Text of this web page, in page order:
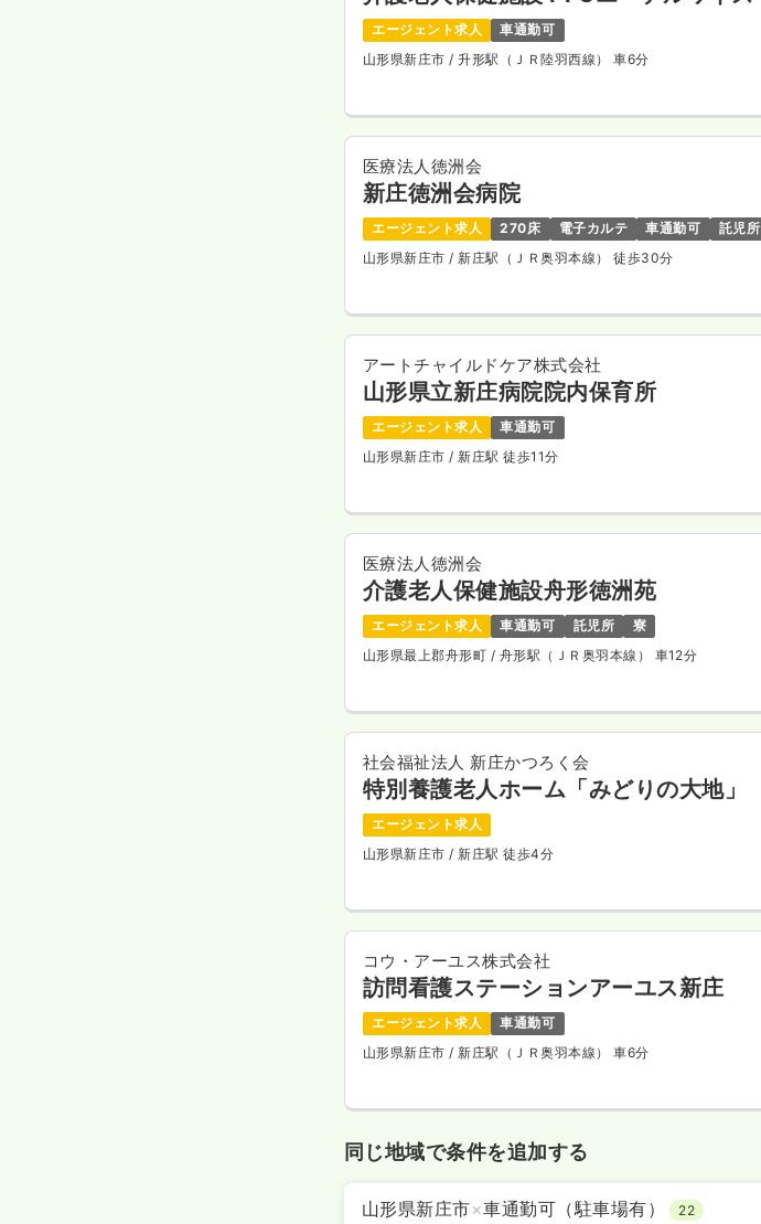
エージェント求人
車通勤可
山形県新庄市 / 升形駅（ＪＲ陸羽西線） 車6分
医療法人徳洲会
新庄徳洲会病院
エージェント求人 270床 電子カルテ 車通勤可 託児所
山形県新庄市 / 新庄駅（ＪＲ奥羽本線） 徒歩30分
アートチャイルドケア株式会社
山形県立新庄病院院内保育所
エージェント求人
車通勤可
山形県新庄市 / 新庄駅 徒歩11分
医療法人徳洲会
介護老人保健施設舟形徳洲苑
エージェント求人 車通勤可 託児所
寮
山形県最上郡舟形町 / 舟形駅（ＪＲ奥羽本線） 車12分
社会福祉法人 新庄かつろく会
特別養護老人ホーム「みどりの大地」
エージェント求人
山形県新庄市 / 新庄駅 徒歩4分
コウ・アーユス株式会社
訪問看護ステーションアーユス新庄
エージェント求人
車通勤可
山形県新庄市 / 新庄駅（ＪＲ奥羽本線） 車6分
同じ地域で条件を追加する
山形県新庄市×車通勤可（駐車場有） 22